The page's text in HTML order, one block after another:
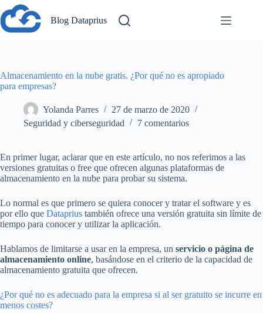
Saltar
al
contenido
Blog Dataprius
Almacenamiento en la nube gratis. ¿Por qué no es apropiado
para empresas?
Yolanda Parres
27 de marzo de 2020
Seguridad y ciberseguridad
7 comentarios
En primer lugar, aclarar que en este artículo, no nos referimos a las
versiones gratuitas o free que ofrecen algunas plataformas de
almacenamiento en la nube para probar su sistema.
Lo normal es que primero se quiera conocer y tratar el software y es
por ello que Dataprius también ofrece una versión gratuita sin límite de
tiempo para conocer y utilizar la aplicación.
Hablamos de limitarse a usar en la empresa, un servicio o página de
almacenamiento online, basándose en el criterio de la capacidad de
almacenamiento gratuita que ofrecen.
¿Por qué no es adecuado para la empresa si al ser gratuito se incurre en
menos costes?